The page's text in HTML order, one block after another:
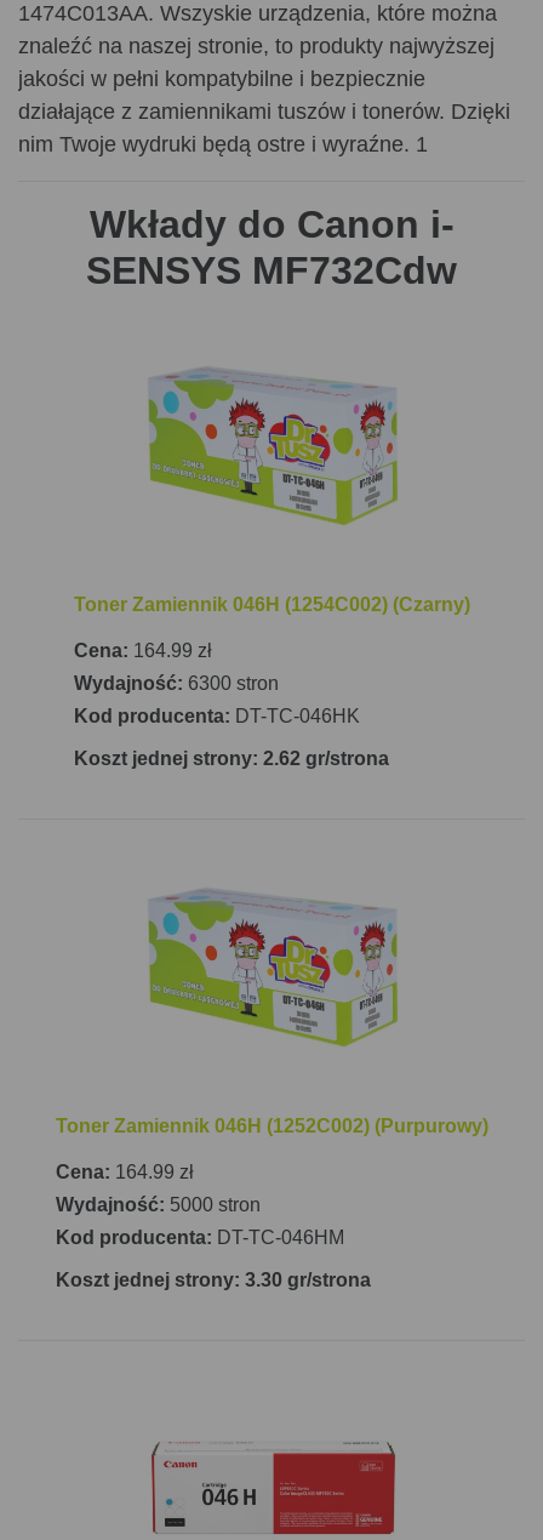
1474C013AA. Wszyskie urządzenia, które można
znaleźć na naszej stronie, to produkty najwyższej
jakości w pełni kompatybilne i bezpiecznie
działające z zamiennikami tuszów i tonerów. Dzięki
nim Twoje wydruki będą ostre i wyraźne. 1
Wkłady do Canon i-
SENSYS MF732Cdw
Toner Zamiennik 046H (1254C002) (Czarny)
Cena: 164.99 zł
Wydajność: 6300 stron
Kod producenta: DT-TC-046HK
Koszt jednej strony: 2.62 gr/strona
Toner Zamiennik 046H (1252C002) (Purpurowy)
Cena: 164.99 zł
Wydajność: 5000 stron
Kod producenta: DT-TC-046HM
Koszt jednej strony: 3.30 gr/strona